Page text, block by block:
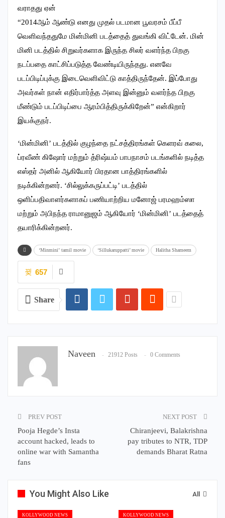
வராதது ஏன்
“2014ஆம் ஆண்டு எனது முதல் படமான பூவரசம் பீப்பீ
வெளிவந்ததுமே மின்மினி படத்தைத் துவங்கி விட்டேன். மின்
மினி படத்தில் சிறுவர்களாக இருந்த சிலர் வளர்ந்த பிறகு
நடப்பதை காட்சிப்படுத்த வேண்டியிருந்தது. எனவே
படப்பிடிப்புக்கு இடைவெளிவிட்டு காத்திருந்தேன். இப்போது
அவர்கள் நான் எதிர்பார்த்த அளவு இன்னும் வளர்ந்த பிறகு
மீண்டும் படப்பிடிப்பை ஆரம்பித்திருக்கிறேன்” என்கிறார்
இயக்குநர்.
‘மின்மினி’ படத்தில் குழந்தை நட்சத்திரங்கள் கெளரவ் கலை,
ப்ரவீண் கிஷோர் மற்றும் த்ரிஷ்யம் பாபநாசம் படங்களில் நடித்த
எஸ்தர் அனில் ஆகியோர் பிரதான பாத்திரங்களில்
நடிக்கின்றனர். ‘சில்லுக்கருப்பட்டி’ படத்தில்
ஒளிப்பதிவாளர்களாகப் பணியாற்றிய மனோஜ் பரமஹம்ஸா
மற்றும் அபிநந்த ராமானுஜம் ஆகியோர் ‘மின்மினி’ படத்தைத்
தயாரிக்கின்றனர்.
‘Minmini’ tamil movie ‘Sillukaruppatti’ movie Halitha Shameem
657
Share
Naveen 21912 Posts 0 Comments
PREV POST
Pooja Hegde’s Insta
account hacked, leads to
online war with Samantha
fans
NEXT POST
Chiranjeevi, Balakrishna
pay tributes to NTR, TDP
demands Bharat Ratna
All
You Might Also Like
KOLLYWOOD NEWS KOLLYWOOD NEWS